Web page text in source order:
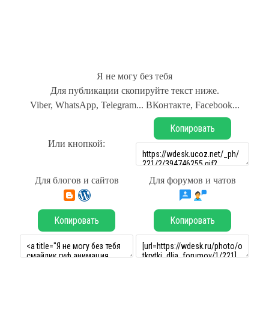
Я не могу без тебя
Для публикации скопируйте текст ниже.
Viber, WhatsApp, Telegram... ВКонтакте, Facebook...
Или кнопкой:
Копировать
Для блогов и сайтов Для форумов и чатов
Копировать Копировать